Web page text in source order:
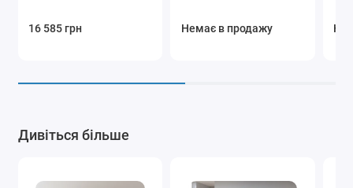
16 585 грн Немає в продажу
Дивіться більше